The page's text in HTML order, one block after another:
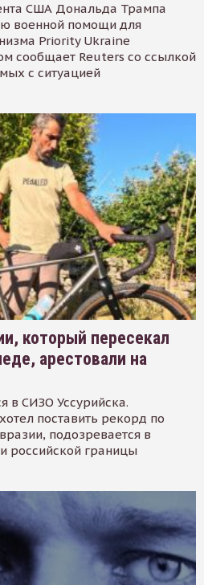
США Дональда Трампа
военной помощи для
Priority Ukraine
сообщает Reuters со ссылкой
с ситуацией
который пересекал
арестовали на
в СИЗО Уссурийска.
поставить рекорд по
подозревается в
российской границы